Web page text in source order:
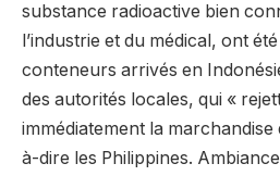
substance radioactive bien
l’industrie et du médical, ont
conteneurs arrivés en
des autorités locales, qui «
immédiatement la marchandise
à-dire les Philippines.